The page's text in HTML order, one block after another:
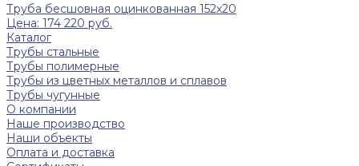
Труба бесшовная оцинкованная 152х20
Цена: 174 220 руб.
Каталог
Трубы стальные
Трубы полимерные
Трубы из цветных металлов и сплавов
Трубы чугунные
О компании
Наше производство
Наши объекты
Оплата и доставка